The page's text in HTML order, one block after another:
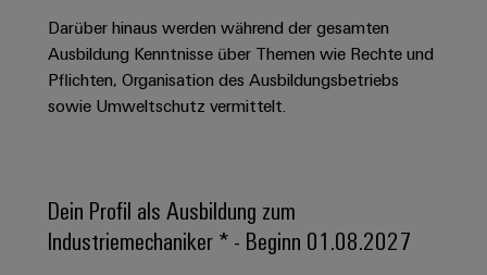
Maschinenbau
Lösungen
für
verschiedene
und
Fabrikautomation
Lösungen
IIoT
&
Industrial
Analytics
Feldbusverteiler
Steuerungen
Technische
Produktkataloge
Reparatur
Trainings
und
Webinare
IIoT
and
Automation
IIoT
and
Aktuelle
Termine
Darüber hinaus werden während der gesamten
Ausbildung Kenntnisse über Themen wie Rechte und
Pflichten, Organisation des Ausbildungsbetriebs
sowie Umweltschutz vermittelt.
Dein Profil als Ausbildung zum
Industriemechaniker * - Beginn 01.08.2027